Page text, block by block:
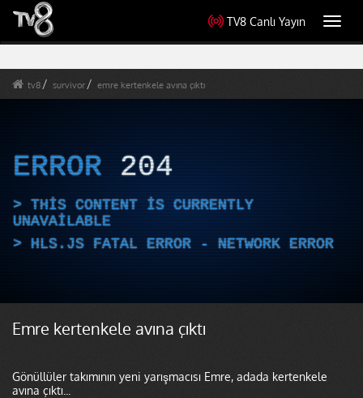
TV8 Canlı Yayın
tv8 survivor emre kertenkele avına çıktı
ERROR 204
THIS CONTENT IS CURRENTLY
UNAVAILABLE
HLS.JS FATAL ERROR - NETWORK ERROR
Emre kertenkele avına çıktı
Gönüllüler takımının yeni yarışmacısı Emre, adada kertenkele
avına çıktı...